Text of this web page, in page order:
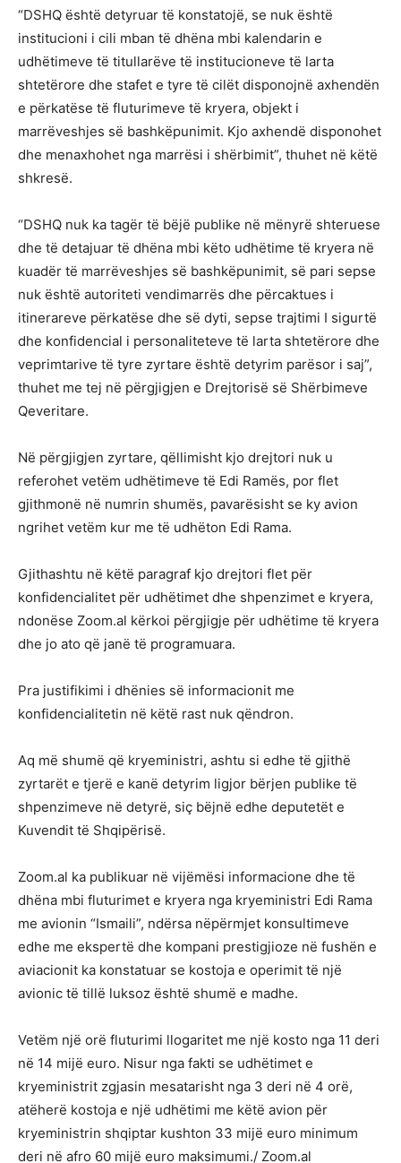
“DSHQ është detyruar të konstatojë, se nuk është
institucioni i cili mban të dhëna mbi kalendarin e
udhëtimeve të titullarëve të institucioneve të larta
shtetërore dhe stafet e tyre të cilët disponojnë axhendën
e përkatëse të fluturimeve të kryera, objekt i
marrëveshjes së bashkëpunimit. Kjo axhendë disponohet
dhe menaxhohet nga marrësi i shërbimit”, thuhet në këtë
shkresë.
“DSHQ nuk ka tagër të bëjë publike në mënyrë shteruese
dhe të detajuar të dhëna mbi këto udhëtime të kryera në
kuadër të marrëveshjes së bashkëpunimit, së pari sepse
nuk është autoriteti vendimarrës dhe përcaktues i
itinerareve përkatëse dhe së dyti, sepse trajtimi I sigurtë
dhe konfidencial i personaliteteve të larta shtetërore dhe
veprimtarive të tyre zyrtare është detyrim parësor i saj”,
thuhet me tej në përgjigjen e Drejtorisë së Shërbimeve
Qeveritare.
Në përgjigjen zyrtare, qëllimisht kjo drejtori nuk u
referohet vetëm udhëtimeve të Edi Ramës, por flet
gjithmonë në numrin shumës, pavarësisht se ky avion
ngrihet vetëm kur me të udhëton Edi Rama.
Gjithashtu në këtë paragraf kjo drejtori flet për
konfidencialitet për udhëtimet dhe shpenzimet e kryera,
ndonëse Zoom.al kërkoi përgjigje për udhëtime të kryera
dhe jo ato që janë të programuara.
Pra justifikimi i dhënies së informacionit me
konfidencialitetin në këtë rast nuk qëndron.
Aq më shumë që kryeministri, ashtu si edhe të gjithë
zyrtarët e tjerë e kanë detyrim ligjor bërjen publike të
shpenzimeve në detyrë, siç bëjnë edhe deputetët e
Kuvendit të Shqipërisë.
Zoom.al ka publikuar në vijëmësi informacione dhe të
dhëna mbi fluturimet e kryera nga kryeministri Edi Rama
me avionin “Ismaili”, ndërsa nëpërmjet konsultimeve
edhe me ekspertë dhe kompani prestigjioze në fushën e
aviacionit ka konstatuar se kostoja e operimit të një
avionic të tillë luksoz është shumë e madhe.
Vetëm një orë fluturimi llogaritet me një kosto nga 11 deri
në 14 mijë euro. Nisur nga fakti se udhëtimet e
kryeministrit zgjasin mesatarisht nga 3 deri në 4 orë,
atëherë kostoja e një udhëtimi me këtë avion për
kryeministrin shqiptar kushton 33 mijë euro minimum
deri në afro 60 mijë euro maksimumi./ Zoom.al